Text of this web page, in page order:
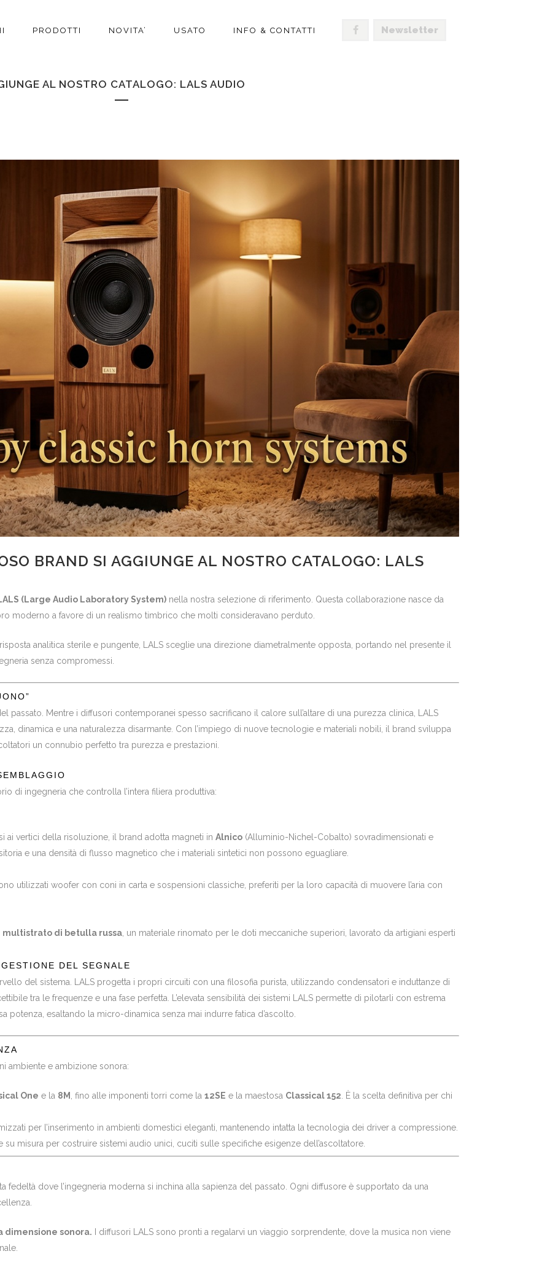
Newsletter
PRODOTTI NOVITA’ USATO INFO & CONTATTI
AL NOSTRO CATALOGO: LALS AUDIO
BRAND SI AGGIUNGE AL NOSTRO CATALOGO: LALS
(Large Audio Laboratory System) nella nostra selezione di riferimento. Questa collaborazione nasce da
moderno a favore di un realismo timbrico che molti consideravano perduto.
analitica sterile e pungente, LALS sceglie una direzione diametralmente opposta, portando nel presente il
senza compromessi.
passato. Mentre i diffusori contemporanei spesso sacrificano il calore sull’altare di una purezza clinica, LALS
dinamica e una naturalezza disarmante. Con l’impiego di nuove tecnologie e materiali nobili, il brand sviluppa
un connubio perfetto tra purezza e prestazioni.
di ingegneria che controlla l’intera filiera produttiva:
ai vertici della risoluzione, il brand adotta magneti in Alnico (Alluminio-Nichel-Cobalto) sovradimensionati e
e una densità di flusso magnetico che i materiali sintetici non possono eguagliare.
utilizzati woofer con coni in carta e sospensioni classiche, preferiti per la loro capacità di muovere l’aria con
multistrato di betulla russa , un materiale rinomato per le doti meccaniche superiori, lavorato da artigiani esperti
DEL SEGNALE
del sistema. LALS progetta i propri circuiti con una filosofia purista, utilizzando condensatori e induttanze di
tra le frequenze e una fase perfetta. L’elevata sensibilità dei sistemi LALS permette di pilotarli con estrema
esaltando la micro-dinamica senza mai indurre fatica d’ascolto.
ambiente e ambizione sonora:
One e la 8M , fino alle imponenti torri come la 12SE e la maestosa Classical 152 . È la scelta definitiva per chi
per l’inserimento in ambienti domestici eleganti, mantenendo intatta la tecnologia dei driver a compressione.
misura per costruire sistemi audio unici, cuciti sulle specifiche esigenze dell’ascoltatore.
fedeltà dove l’ingegneria moderna si inchina alla sapienza del passato. Ogni diffusore è supportato da una
dimensione sonora. I diffusori LALS sono pronti a regalarvi un viaggio sorprendente, dove la musica non viene